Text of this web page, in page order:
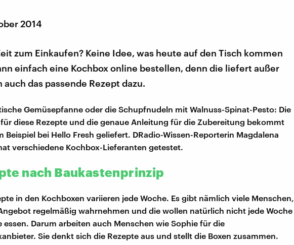
2014
zum Einkaufen? Keine Idee, was heute auf den Tisch kommen
einfach eine Kochbox online bestellen, denn die liefert außer
auch das passende Rezept dazu.
Gemüsepfanne oder die Schupfnudeln mit Walnuss-Spinat-Pesto: Die
diese Rezepte und die genaue Anleitung für die Zubereitung bekommt
Beispiel bei Hello Fresh geliefert. DRadio-Wissen-Reporterin Magdalena
verschiedene Kochbox-Lieferanten getestet.
nach Baukastenprinzip
in den Kochboxen variieren jede Woche. Es gibt nämlich viele Menschen,
regelmäßig wahrnehmen und die wollen natürlich nicht jede Woche
essen. Darum arbeiten auch Menschen wie Sophie für die
Sie denkt sich die Rezepte aus und stellt die Boxen zusammen.